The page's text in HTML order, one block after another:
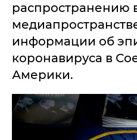
распространению
информации об
коронавируса в
Америки.